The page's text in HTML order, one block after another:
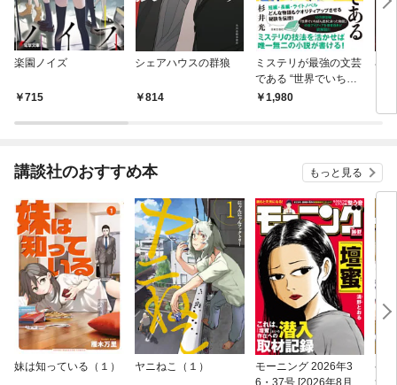
楽園ノイズ
715
シェアハウスの群狼
814
ミステリが最強の文芸
である “世界でいちば
ん”のトリック技法
1,980
羊
講談社のおすすめ本 もっと見る
妹は知っている（１） ヤニねこ（１）
モーニング 2026年3
ゲ